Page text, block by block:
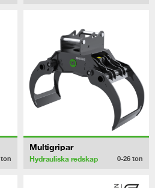
ton
Multigripar
Hydrauliska redskap 0-26 ton